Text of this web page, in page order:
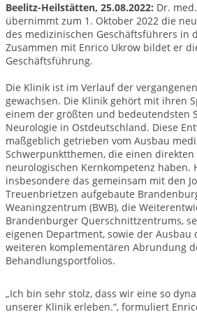
Beelitz-Heilstätten, 25.08.2022: Dr.
übernimmt zum 1. Oktober 2022 die
des medizinischen Geschäftsführers in
Zusammen mit Enrico Ukrow bildet er
Geschäftsführung.
Die Klinik ist im Verlauf der
gewachsen. Die Klinik gehört mit ihren
einem der größten und bedeutendsten
Neurologie in Ostdeutschland. Diese
maßgeblich getrieben vom Ausbau
Schwerpunktthemen, die einen direkten
neurologischen Kernkompetenz haben.
insbesondere das gemeinsam mit den
Treuenbrietzen aufgebaute
Weaningzentrum (BWB), die
Brandenburger Querschnittzentrums,
eigenen Department, sowie der Ausbau
weiteren komplementären Abrundung
Behandlungsportfolios.
„Ich bin sehr stolz, dass wir eine so
unserer Klinik erleben.“, formuliert